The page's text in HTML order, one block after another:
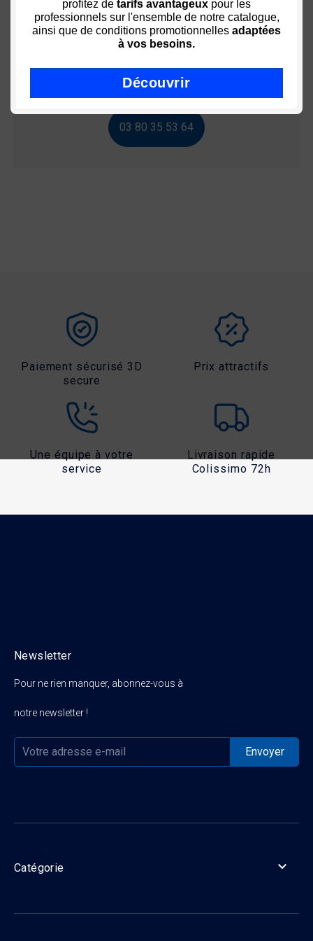
03 80 35 53 64
Paiement sécurisé 3D
secure
Prix attractifs
Une équipe à votre
service
Livraison rapide
Colissimo 72h
Pour ne rien manquer, abonnez-vous à
notre newsletter !
Newsletter
Catégorie 
profitez de tarifs avantageux pour les
professionnels sur l'ensemble de notre catalogue,
ainsi que de conditions promotionnelles adaptées
à vos besoins.
Découvrir